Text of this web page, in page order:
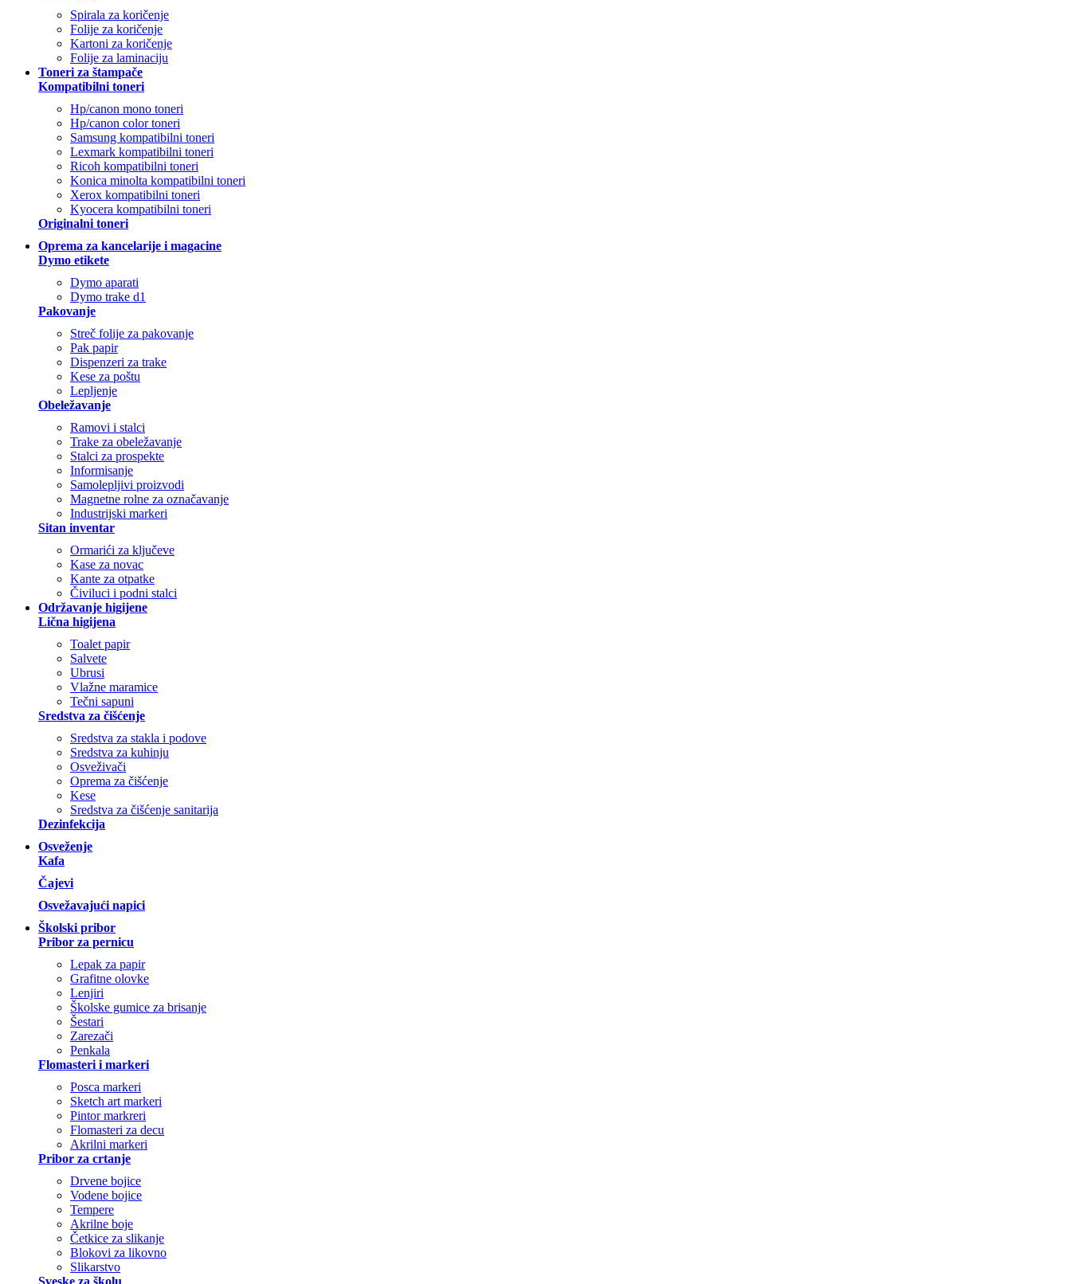
Spirala za koričenje
Folije za koričenje
Kartoni za koričenje
Folije za laminaciju
Toneri za štampače
Kompatibilni toneri
Hp/canon mono toneri
Hp/canon color toneri
Samsung kompatibilni toneri
Lexmark kompatibilni toneri
Ricoh kompatibilni toneri
Konica minolta kompatibilni toneri
Xerox kompatibilni toneri
Kyocera kompatibilni toneri
Originalni toneri
Oprema za kancelarije i magacine
Dymo etikete
Dymo aparati
Dymo trake d1
Pakovanje
Streč folije za pakovanje
Pak papir
Dispenzeri za trake
Kese za poštu
Lepljenje
Obeležavanje
Ramovi i stalci
Trake za obeležavanje
Stalci za prospekte
Informisanje
Samolepljivi proizvodi
Magnetne rolne za označavanje
Industrijski markeri
Sitan inventar
Ormarići za ključeve
Kase za novac
Kante za otpatke
Čiviluci i podni stalci
Održavanje higijene
Lična higijena
Toalet papir
Salvete
Ubrusi
Vlažne maramice
Tečni sapuni
Sredstva za čišćenje
Sredstva za stakla i podove
Sredstva za kuhinju
Osveživači
Oprema za čišćenje
Kese
Sredstva za čišćenje sanitarija
Dezinfekcija
Osveženje
Kafa
Čajevi
Osvežavajući napici
Školski pribor
Pribor za pernicu
Lepak za papir
Grafitne olovke
Lenjiri
Školske gumice za brisanje
Šestari
Zarezači
Penkala
Flomasteri i markeri
Posca markeri
Sketch art markeri
Pintor markreri
Flomasteri za decu
Akrilni markeri
Pribor za crtanje
Drvene bojice
Vodene bojice
Tempere
Akrilne boje
Četkice za slikanje
Blokovi za likovno
Slikarstvo
Sveske za školu